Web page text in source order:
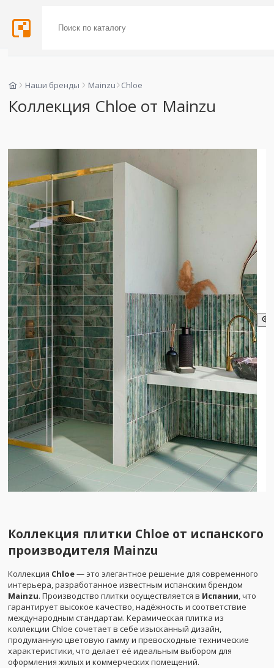
Наши бренды Mainzu Chloe
Коллекция Chloe от Mainzu
Коллекция плитки Chloe от испанского
производителя Mainzu
Коллекция Chloe— это элегантное решение для современного
интерьера, разработанное известным испанским брендом
Mainzu. Производство плитки осуществляется в Испании, что
гарантирует высокое качество, надёжность и соответствие
международным стандартам. Керамическая плитка из
коллекции Chloe сочетает в себе изысканный дизайн,
продуманную цветовую гамму и превосходные технические
характеристики, что делает её идеальным выбором для
оформления жилых и коммерческих помещений.